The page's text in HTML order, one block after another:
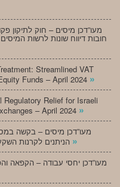
חובות דיווח שונות לרשות
Streamlined VAT
Funds – April 2024 »
Regulatory Relief for Israeli
– April 2024 »
מעו”דכן מיסים – בקשה
»